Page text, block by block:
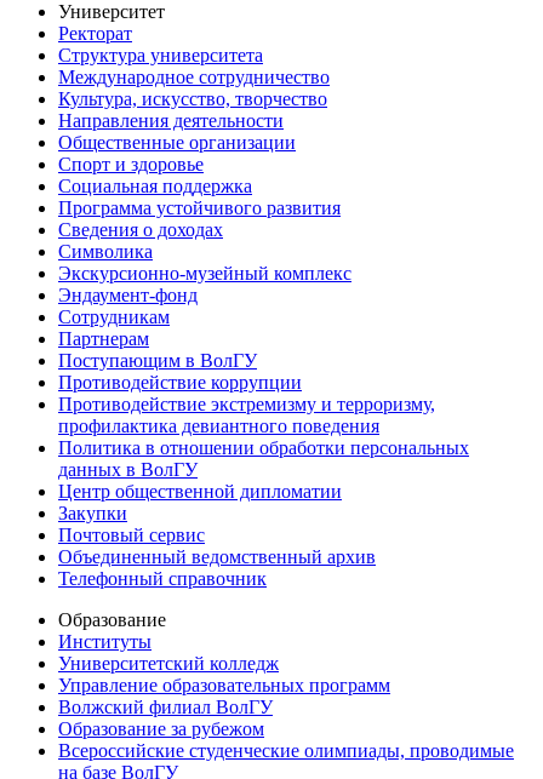
Университет
Ректорат
Структура университета
Международное сотрудничество
Культура, искусство, творчество
Направления деятельности
Общественные организации
Спорт и здоровье
Социальная поддержка
Программа устойчивого развития
Сведения о доходах
Символика
Экскурсионно-музейный комплекс
Эндаумент-фонд
Сотрудникам
Партнерам
Поступающим в ВолГУ
Противодействие коррупции
Противодействие экстремизму и терроризму,
профилактика девиантного поведения
Политика в отношении обработки персональных
данных в ВолГУ
Центр общественной дипломатии
Закупки
Почтовый сервис
Объединенный ведомственный архив
Телефонный справочник
Образование
Институты
Университетский колледж
Управление образовательных программ
Волжский филиал ВолГУ
Образование за рубежом
Всероссийские студенческие олимпиады, проводимые
на базе ВолГУ